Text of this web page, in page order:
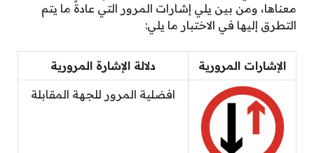
معناها، ومن بين يلي إشارات المرور التي عادةً ما يتم
التطرق إليها في الاختبار ما يلي:
الإشارات المرورية دلالة الإشارة المرورية
افضلية المرور للجهة المقابلة